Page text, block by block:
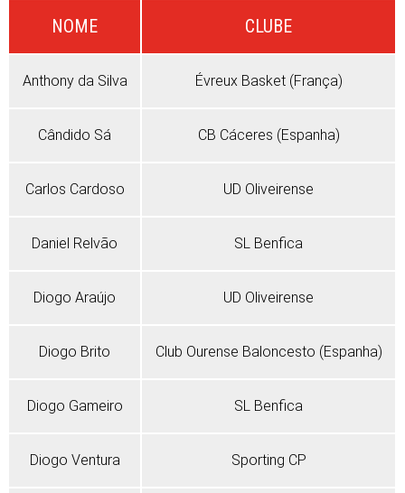
NOME CLUBE
Anthony da Silva Évreux Basket (França)
Cândido Sá CB Cáceres (Espanha)
Carlos Cardoso UD Oliveirense
Daniel Relvão SL Benfica
Diogo Araújo UD Oliveirense
Diogo Brito Club Ourense Baloncesto (Espanha)
Diogo Gameiro SL Benfica
Diogo Ventura Sporting CP